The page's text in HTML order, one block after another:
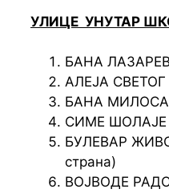
УЛИЦЕ УНУТАР
БАНА
АЛЕЈА
БАНА
СИМЕ ШОЛАЈЕ
БУЛЕВАР
страна)
ВОЈВОДЕ